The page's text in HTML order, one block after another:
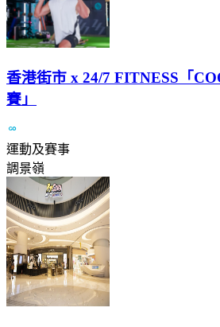
香港街市 x 24/7 FITNESS「
賽」
運動及賽事
調景嶺